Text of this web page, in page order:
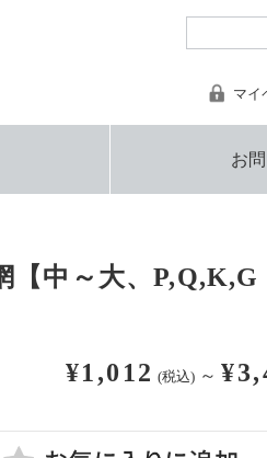
マイ
お
【中～大、P,Q,K,G
¥1,012 (税込) ～